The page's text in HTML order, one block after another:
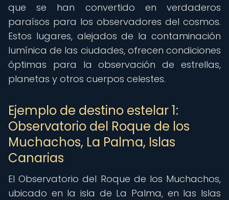
que se han convertido en verdaderos
paraísos para los observadores del cosmos.
Estos lugares, alejados de la contaminación
lumínica de las ciudades, ofrecen condiciones
óptimas para la observación de estrellas,
planetas y otros cuerpos celestes.
Ejemplo de destino estelar 1:
Observatorio del Roque de los
Muchachos, La Palma, Islas
Canarias
El Observatorio del Roque de los Muchachos,
ubicado en la isla de La Palma, en las Islas